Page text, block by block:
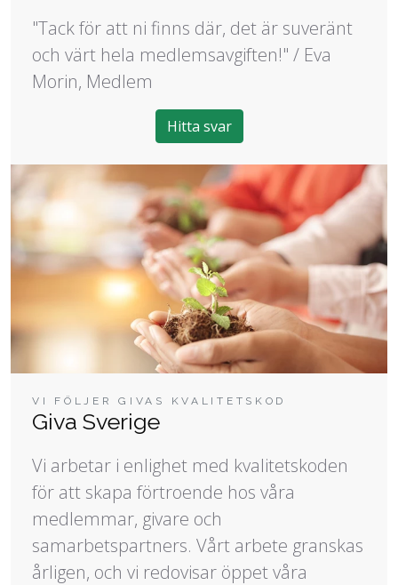
"Tack för att ni finns där, det är suveränt
och värt hela medlemsavgiften!" / Eva
Morin, Medlem
Hitta svar
VI FÖLJER GIVAS KVALITETSKOD
Giva Sverige
Vi arbetar i enlighet med kvalitetskoden
för att skapa förtroende hos våra
medlemmar, givare och
samarbetspartners. Vårt arbete granskas
årligen, och vi redovisar öppet våra